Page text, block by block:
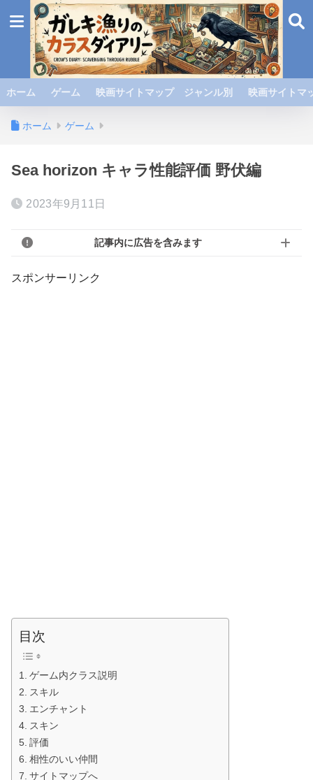
ホーム ゲーム 映画サイトマップ ジャンル別 映画サイト
ホーム ゲーム
Sea horizon キャラ性能評価 野伏編
2023年9月11日
記事内に広告を含みます
スポンサーリンク
目次
ゲーム内クラス説明
スキル
エンチャント
スキン
評価
相性のいい仲間
サイトマップへ